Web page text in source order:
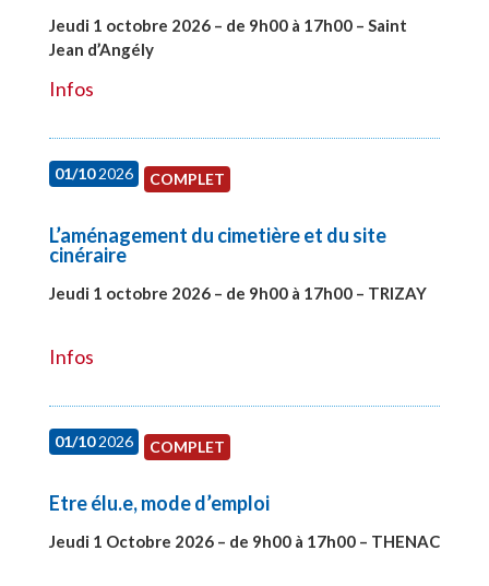
Jeudi 1 octobre 2026 – de 9h00 à 17h00 – Saint
Jean d’Angély
Infos
01/102026 COMPLET
L’aménagement du cimetière et du site
cinéraire
Jeudi 1 octobre 2026 – de 9h00 à 17h00 – TRIZAY
Infos
01/102026 COMPLET
Etre élu.e, mode d’emploi
Jeudi 1 Octobre 2026 – de 9h00 à 17h00 – THENAC